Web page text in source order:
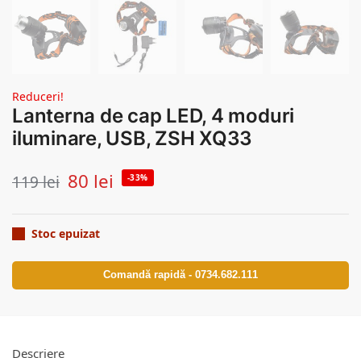
Reduceri!
Lanterna de cap LED, 4 moduri
iluminare, USB, ZSH XQ33
119lei 80 lei -33%
Stoc epuizat
Comandă rapidă - 0734.682.111
Descriere